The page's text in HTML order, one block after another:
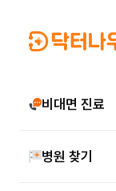
비대면 진료
병원 찾기